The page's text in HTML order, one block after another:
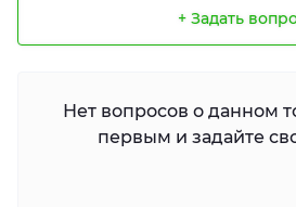
+ Задать
Нет вопросов о данном
первым и задайте